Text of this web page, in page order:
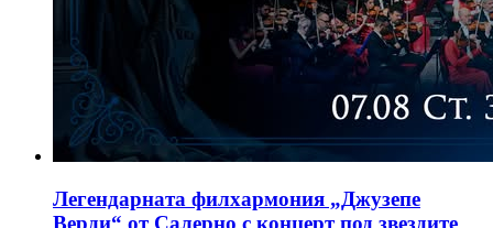
Легендарната филхармония „Джузепе
Верди“ от Салерно с концерт под звездите